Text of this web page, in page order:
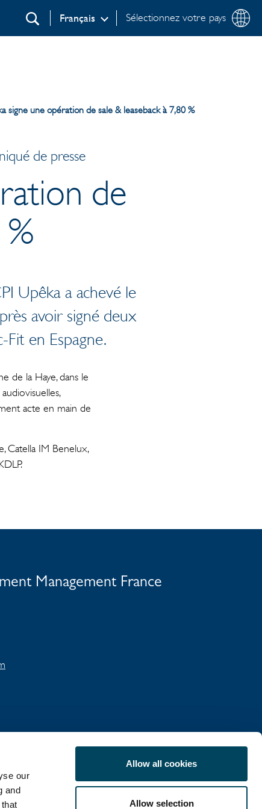
our
and
Allow all cookies
Allow selection
Sélectionnez votre pays
Français
Recherche
signe une opération de sale & leaseback à 7,80 %
de presse
de
Upêka a achevé le
avoir signé deux
Fit en Espagne.
de la Haye, dans le
acte en main de
Catella IM Benelux,
Management France